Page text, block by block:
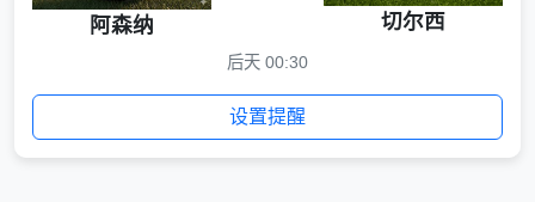
阿森纳 切尔西
后天 00:30
设置提醒